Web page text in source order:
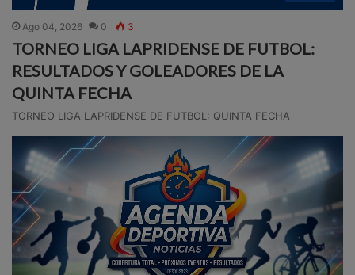
Ago 04, 2026 0 3
TORNEO LIGA LAPRIDENSE DE FUTBOL:
RESULTADOS Y GOLEADORES DE LA
QUINTA FECHA
TORNEO LIGA LAPRIDENSE DE FUTBOL: QUINTA FECHA